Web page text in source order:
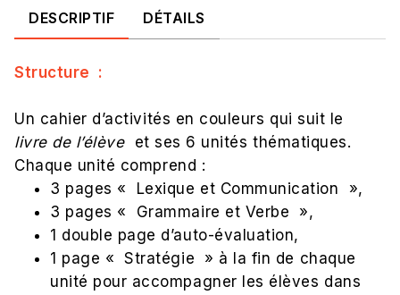
DESCRIPTIF DÉTAILS
Structure :
Un cahier d’activités en couleurs qui suit le
livre de l’élèveet ses 6 unités thématiques.
Chaque unité comprend :
3 pages « Lexique et Communication »,
3 pages « Grammaire et Verbe »,
1 double page d’auto-évaluation,
1 page « Stratégie » à la fin de chaque
unité pour accompagner les élèves dans